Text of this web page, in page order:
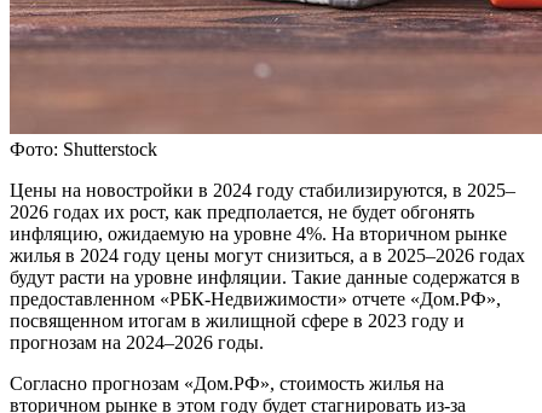
Фото: Shutterstock
Цены на новостройки в 2024 году стабилизируются, в 2025–
2026 годах их рост, как предполается, не будет обгонять
инфляцию, ожидаемую на уровне 4%. На вторичном рынке
жилья в 2024 году цены могут снизиться, а в 2025–2026 годах
будут расти на уровне инфляции. Такие данные содержатся в
предоставленном «РБК-Недвижимости» отчете «Дом.РФ»,
посвященном итогам в жилищной сфере в 2023 году и
прогнозам на 2024–2026 годы.
Согласно прогнозам «Дом.РФ», стоимость жилья на
вторичном рынке в этом году будет стагнировать из-за